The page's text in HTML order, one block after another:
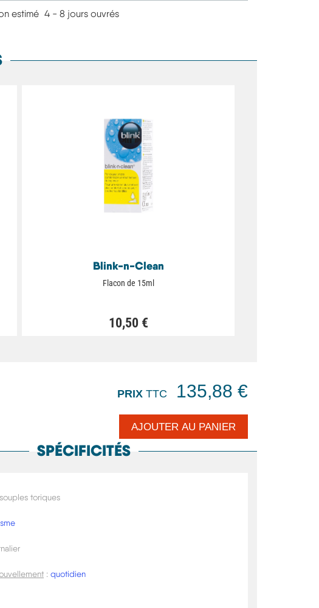
estimé 4 - 8 jours ouvrés
Blink-n-Clean
Flacon de 15ml
10,50 €
PRIX TTC 135,88 €
SPÉCIFICITÉS
toriques
: quotidien